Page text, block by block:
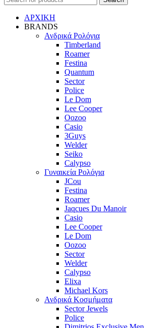
ΑΡΧΙΚΗ
BRANDS
Ανδρικά Ρολόγια
Timberland
Roamer
Festina
Quantum
Sector
Police
Le Dom
Lee Cooper
Oozoo
Casio
3Guys
Welder
Seiko
Calypso
Γυναικεία Ρολόγια
JCou
Festina
Roamer
Jaqcues Du Manoir
Casio
Lee Cooper
Le Dom
Oozoo
Sector
Welder
Calypso
Elixa
Michael Kors
Ανδρικά Κοσμήματα
Sector Jewels
Police